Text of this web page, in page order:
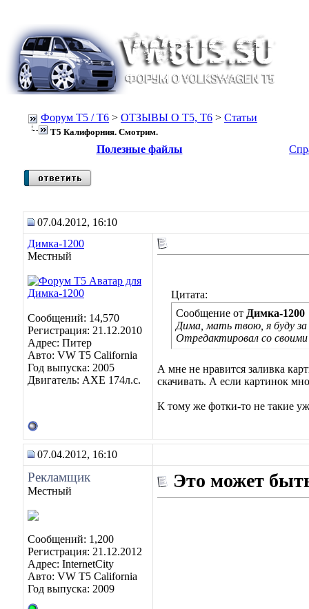
Форум Т5 / T6 > ОТЗЫВЫ О Т5, T6 > Статьи
Т5 Калифорния. Смотрим.
Полезные файлы
07.04.2012, 16:10
Димка-1200
Местный
Сообщений: 14,570
Регистрация: 21.12.2010
Адрес: Питер
Авто: VW T5 California
Год выпуска: 2005
Двигатель: AXE 174л.с.
Цитата:
Сообщение от Димка-1200
Дима, мать твою, я буду
Отредактировал со своими
А мне не нравится заливка
скачивать. А если картинок
К тому же фотки-то не такие
07.04.2012, 16:10
Рекламщик
Местный
Сообщений: 1,200
Регистрация: 21.12.2012
Адрес: InternetCity
Авто: VW T5 California
Год выпуска: 2009
Это может